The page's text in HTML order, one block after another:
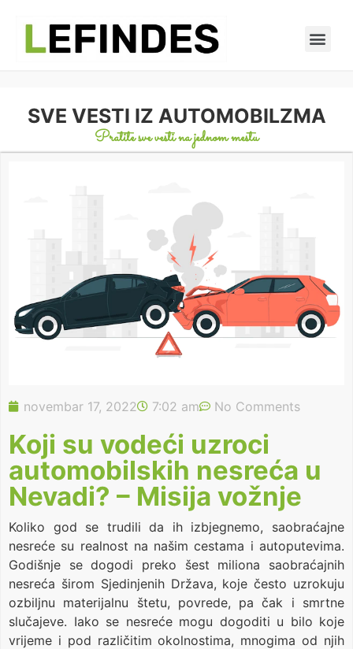
SVE VESTI IZ AUTOMOBILZMA
Pratite sve vesti na jednom mestu
novembar 17, 2022 7:02 am No Comments
Koji su vodeći uzroci
automobilskih nesreća u
Nevadi? – Misija vožnje
Koliko god se trudili da ih izbjegnemo, saobraćajne
nesreće su realnost na našim cestama i autoputevima.
Godišnje se dogodi preko šest miliona saobraćajnih
nesreća širom Sjedinjenih Država, koje često uzrokuju
ozbiljnu materijalnu štetu, povrede, pa čak i smrtne
slučajeve. Iako se nesreće mogu dogoditi u bilo koje
vrijeme i pod različitim okolnostima, mnogima od njih